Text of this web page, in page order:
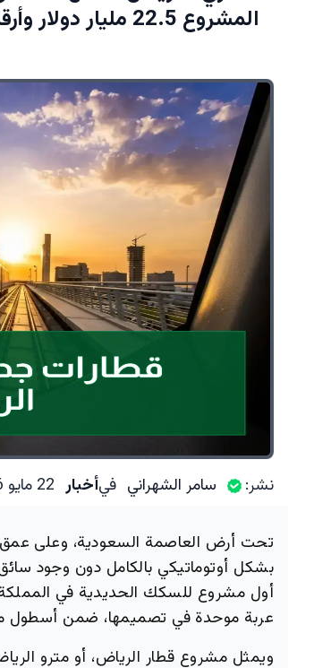
المشروع 22.5 مليار دولار وأرقام صادمة ستغير مستقبل العاصمة!
نشر: سامر الشهراني فيأخبار 22 مايو 2026 الساعة 12:50 صباحاً
بشكل أوتوماتيكي بالكامل دون وجود
عربة موحدة في تصميمها، ضمن أسطول من 202